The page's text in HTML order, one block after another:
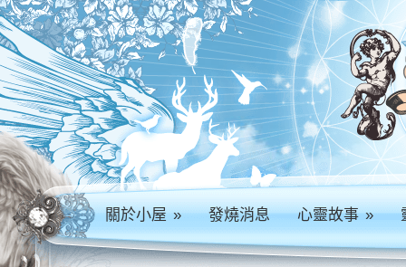
關於小屋» 發燒消息 心靈故事»